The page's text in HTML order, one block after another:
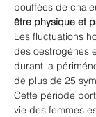
bouffées de
être physique et
Les fluctuations
des oestrogènes
durant la
de plus de 25
Cette période
vie des femmes